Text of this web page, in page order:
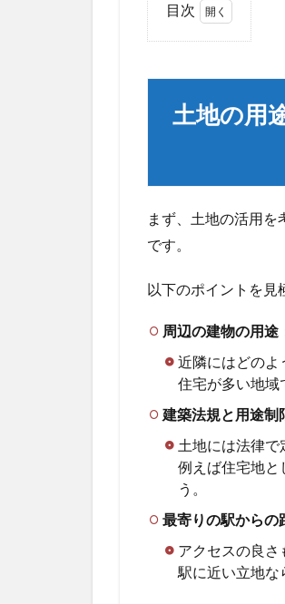
目次
の用
合わ
「相
応し
さ」
を考
己
資
事
の
性
を
見
土地の用
まず、土地の活用
です。
以下のポイントを見
周辺の建物の用途
近隣にはどのよ
住宅が多い地域
建築法規と用途制
土地には法律で
例えば住宅地と
う。
最寄りの駅からの
アクセスの良さ
駅に近い立地な